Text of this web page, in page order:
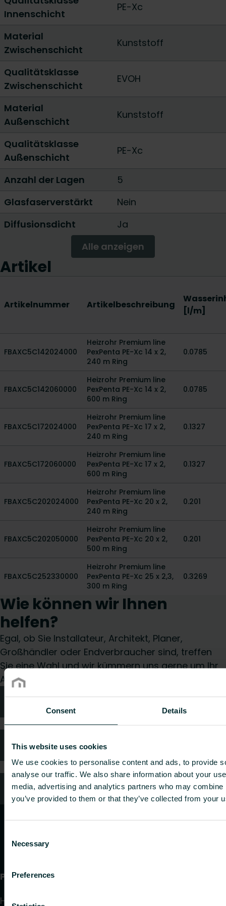
Consent Details
This website uses cookies
We use cookies to personalise content and ads, to provide
analyse our traffic. We also share information about your
media, advertising and analytics partners who may
you’ve provided to them or that they’ve collected from your
Selection
Necessary
Preferences
Innenschicht
PE-Xc
Material
Zwischenschicht
Kunststoff
Qualitätsklasse
Zwischenschicht
EVOH
Material
Außenschicht
Kunststoff
Qualitätsklasse
Außenschicht
PE-Xc
Anzahl der Lagen
5
Glasfaserverstärkt
Nein
Diffusionsdicht
Ja
Alle anzeigen
Artikel
Artikelnummer Artikelbeschreibung
[l/m]
FBAXC5C142024000
Heizrohr Premium line
PexPenta PE-Xc 14 x 2,
240 m Ring
0.0785
FBAXC5C142060000
Heizrohr Premium line
PexPenta PE-Xc 14 x 2,
600 m Ring
0.0785
FBAXC5C172024000
Heizrohr Premium line
PexPenta PE-Xc 17 x 2,
240 m Ring
0.1327
FBAXC5C172060000
Heizrohr Premium line
PexPenta PE-Xc 17 x 2,
600 m Ring
0.1327
FBAXC5C202024000
Heizrohr Premium line
PexPenta PE-Xc 20 x 2,
240 m Ring
0.201
FBAXC5C202050000
Heizrohr Premium line
PexPenta PE-Xc 20 x 2,
500 m Ring
0.201
FBAXC5C252330000
Heizrohr Premium line
PexPenta PE-Xc 25 x 2,3,
300 m Ring
0.3269
Wie können wir Ihnen
helfen?
Egal, ob Sie Installateur, Architekt, Planer,
Großhändler oder Endverbraucher sind, treffen
Sie eine Wahl und wir kümmern uns gerne um Ihr
Anliegen.
Technische Beratung
Häufig gestellte Fragen
Kundendienst
Produkte
Heizkörper